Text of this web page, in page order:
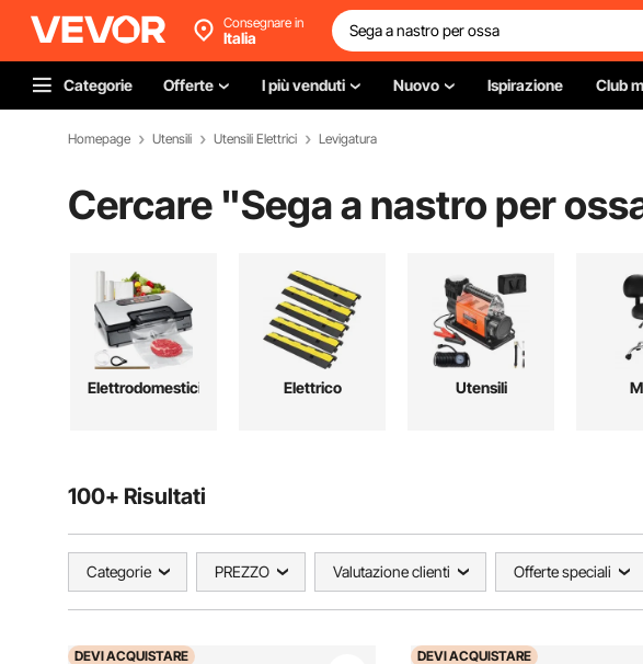
Consegnare in
Italia
Categorie Offerte I più venduti Nuovo Ispirazione Club
Homepage Utensili Utensili Elettrici Levigatura
Cercare "Sega a nastro per
Elettrodomestici Elettrico Utensili
100+ Risultati
Categorie PREZZO Valutazione clienti Offerte speciali
DEVIACQUISTARE DEVIACQUISTARE